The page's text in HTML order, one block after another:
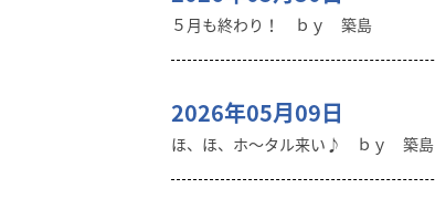
５月も終わり！ ｂｙ 築島
2026年05月09日
ほ、ほ、ホ～タル来い♪ ｂｙ 築島